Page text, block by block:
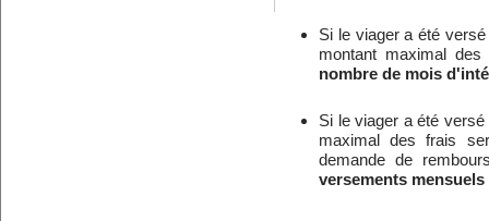
Si le viager a été
montant maximal
nombre de mois
Si le viager a été
maximal des frais
demande de
versements